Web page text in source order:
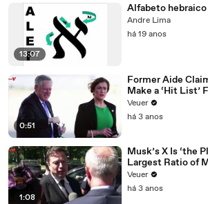
13:07
Alfabeto hebraico
Andre Lima
há 19 anos
0:51
Former Aide
Make a ‘Hit List’
Veuer
há 3 anos
1:08
Musk’s X Is ‘the
Largest Ratio of
Disinformation’
Media Platforms
Veuer
há 3 anos